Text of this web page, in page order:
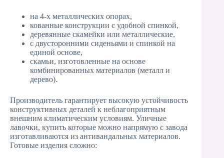
на 4-х металлических опорах,
кованные конструкции с удобной спинкой,
деревянные скамейки или металлические,
с двусторонними сиденьями и спинкой на
единой основе,
скамьи, изготовленные на основе
комбинированных материалов (металл и
дерево).
Производитель гарантирует высокую устойчивость
конструктивных деталей к неблагоприятным
внешним климатическим условиям. Уличные
лавочки, купить которые можно напрямую с завода
изготавливаются из антивандальных материалов.
Готовые изделия сложно: